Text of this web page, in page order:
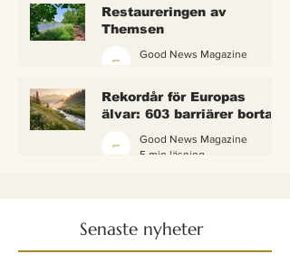
Restaureringen av
Themsen
Good News Magazine
Rekordår för Europas
älvar: 603 barriärer borta
igen
Good News Magazine
5 min läsning
Senaste nyheter